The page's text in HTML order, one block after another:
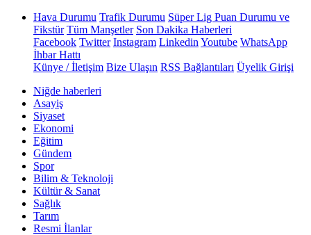
Hava Durumu Trafik Durumu Süper Lig Puan Durumu ve
Fikstür Tüm Manşetler Son Dakika Haberleri
Facebook Twitter Instagram Linkedin Youtube WhatsApp
İhbar Hattı
Künye / İletişim Bize Ulaşın RSS Bağlantıları Üyelik Girişi
Niğde haberleri
Asayiş
Siyaset
Ekonomi
Eğitim
Gündem
Spor
Bilim & Teknoloji
Kültür & Sanat
Sağlık
Tarım
Resmi İlanlar